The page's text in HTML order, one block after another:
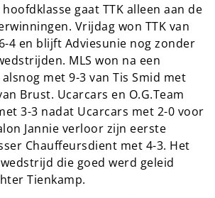
gaat TTK alleen aan de
Vrijdag won TTK van
4 en blijft Adviesunie nog zonder
MLS won na een
met 9-3 van Tis Smid met
Brust. Ucarcars en O.G.Team
3-3 nadat Ucarcars met 2-0 voor
Jannie verloor zijn eerste
Chauffeursdient met 4-3. Het
die goed werd geleid
Tienkamp.